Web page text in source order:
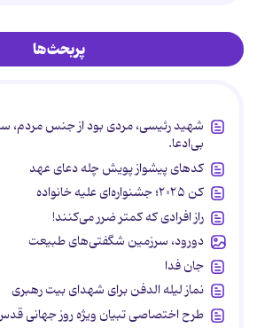
پربحث‌ها
شهید رئیسی، مردی بود از جنس مردم،
بی‌ادعا.
کدهای پیشواز پویش چله دعای عهد
کن ۲۰۲۵؛ جشنواره‌ای علیه خانواده
راز افرادی که کمتر ضرر می‌کنند!
دورود، سرزمین شگفتی‌های طبیعت
جان فدا
نماز لیله الدفن برای شهدای بیت رهبری
طرح اختصاصی تبیان ویژه روز جهانی